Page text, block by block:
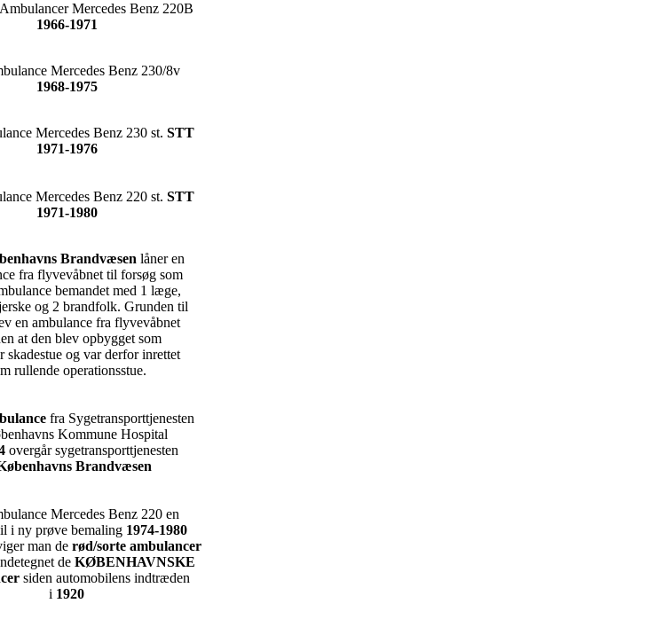
Mercedes Benz 220B
1966-1971
Mercedes Benz 230/8v
1968-1975
Mercedes Benz 230 st. STT
1971-1976
Mercedes Benz 220 st. STT
1971-1980
Brandvæsen låner en
fra flyvevåbnet til forsøg som
bemandet med 1 læge,
og 2 brandfolk. Grunden til
en ambulance fra flyvevåbnet
at den blev opbygget som
skadestue og var derfor inrettet
rullende operationsstue.
fra Sygetransporttjenesten
Kommune Hospital
overgår sygetransporttjenesten
Brandvæsen
Mercedes Benz 220 en
i ny prøve bemaling 1974-1980
man de rød/sorte ambulancer
de KØBENHAVNSKE
siden automobilens indtræden
i 1920